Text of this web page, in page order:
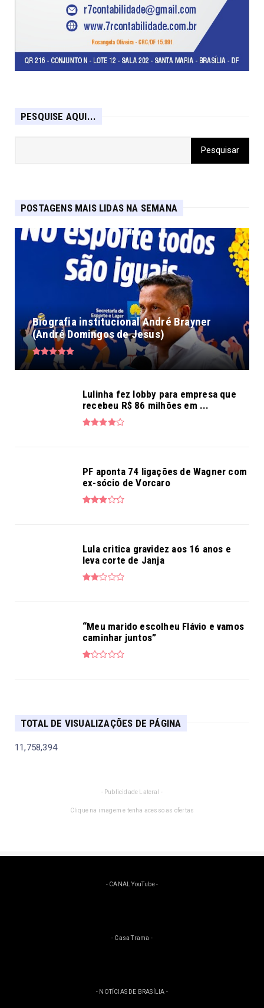
PESQUISE AQUI...
POSTAGENS MAIS LIDAS NA SEMANA
Biografia institucional André Brayner
(André Domingos de Jesus)
Lulinha fez lobby para empresa que
recebeu R$ 86 milhões em ...
PF aponta 74 ligações de Wagner com
ex-sócio de Vorcaro
Lula critica gravidez aos 16 anos e
leva corte de Janja
“Meu marido escolheu Flávio e vamos
caminhar juntos”
TOTAL DE VISUALIZAÇÕES DE PÁGINA
11,758,394
- Publicidade Lateral -
Clique na imagem e tenha acesso as ofertas
- CANAL YouTube -
- Casa Trama -
- NOTÍCIAS DE BRASÍLIA -